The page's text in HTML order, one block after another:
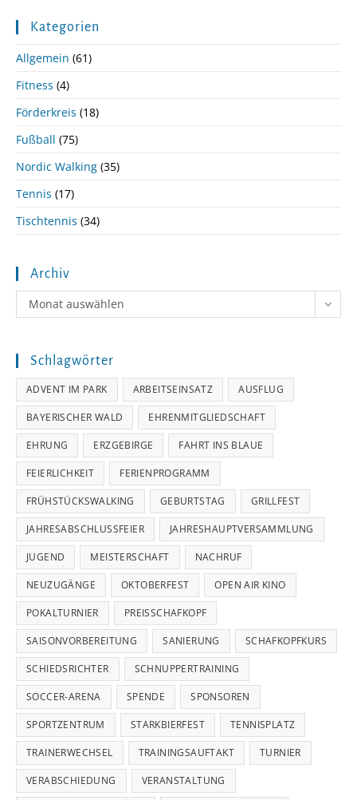
Kategorien
Allgemein (61)
Fitness (4)
Förderkreis (18)
Fußball (75)
Nordic Walking (35)
Tennis (17)
Tischtennis (34)
Archiv
Archiv
Monat auswählen
Schlagwörter
ADVENT IM PARK ARBEITSEINSATZ AUSFLUG
BAYERISCHER WALD EHRENMITGLIEDSCHAFT
EHRUNG ERZGEBIRGE FAHRT INS BLAUE
FEIERLICHKEIT FERIENPROGRAMM
FRÜHSTÜCKSWALKING GEBURTSTAG GRILLFEST
JAHRESABSCHLUSSFEIER JAHRESHAUPTVERSAMMLUNG
JUGEND MEISTERSCHAFT NACHRUF
NEUZUGÄNGE OKTOBERFEST OPEN AIR KINO
POKALTURNIER PREISSCHAFKOPF
SAISONVORBEREITUNG SANIERUNG SCHAFKOPFKURS
SCHIEDSRICHTER SCHNUPPERTRAINING
SOCCER-ARENA SPENDE SPONSOREN
SPORTZENTRUM STARKBIERFEST TENNISPLATZ
TRAINERWECHSEL TRAININGSAUFTAKT TURNIER
VERABSCHIEDUNG VERANSTALTUNG